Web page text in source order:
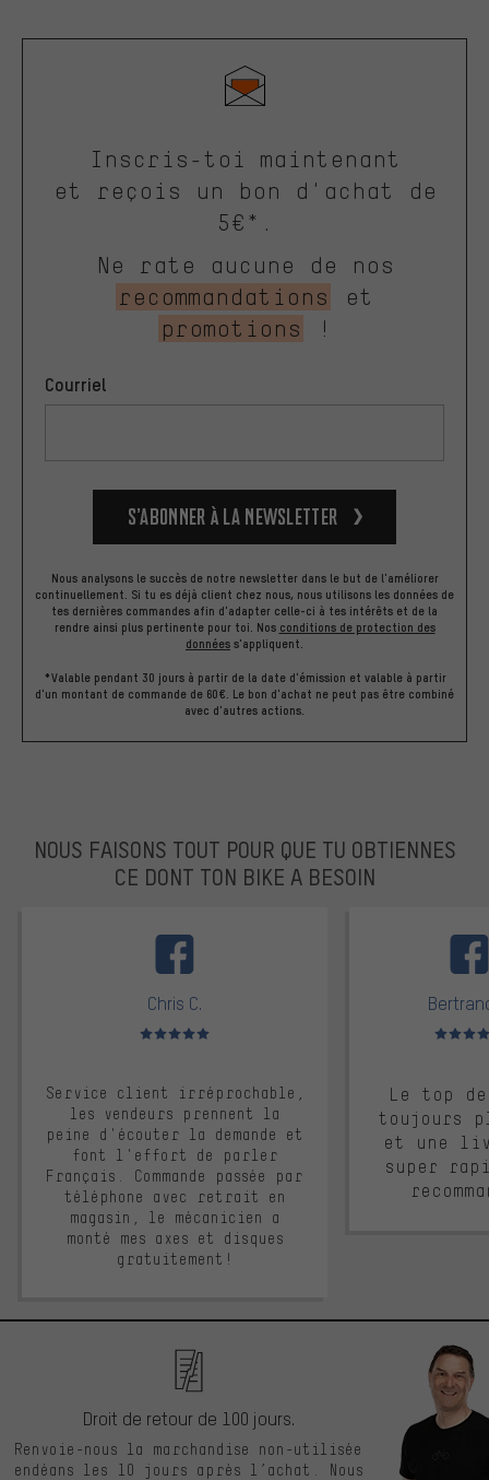
Inscris-toi maintenant
et reçois un bon d'achat de
5€*.
Ne rate aucune de nos
recommandations
et
promotions
!
Courriel
S’abonner à la newsletter
Nous analysons le succès de notre newsletter dans le but de l'améliorer
continuellement. Si tu es déjà client chez nous, nous utilisons les données de
tes dernières commandes afin d'adapter celle-ci à tes intérêts et de la
rendre ainsi plus pertinente pour toi. Nos conditions de protection des
données s'appliquent.
*Valable pendant 30 jours à partir de la date d'émission et valable à partir
d'un montant de commande de 60€. Le bon d'achat ne peut pas être combiné
avec d'autres actions.
NOUS FAISONS TOUT POUR QUE TU OBTIENNES
CE DONT TON BIKE A BESOIN
Chris C.
Note moyenne : 5 sur 5
Service client irréprochable,
les vendeurs prennent la
peine d'écouter la demande et
font l'effort de parler
Français. Commande passée par
téléphone avec retrait en
magasin, le mécanicien a
monté mes axes et disques
gratuitement!
Note
Le top
toujours
et une
super
Droit de retour de 100 jours.
Renvoie-nous la marchandise non-utilisée
endéans les 10 jours après l’achat. Nous